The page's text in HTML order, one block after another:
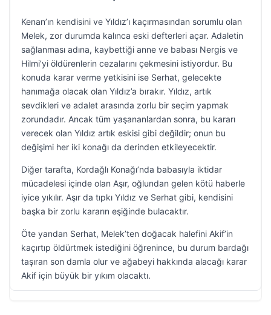
Kenan’ın kendisini ve Yıldız’ı kaçırmasından sorumlu olan
Melek, zor durumda kalınca eski defterleri açar. Adaletin
sağlanması adına, kaybettiği anne ve babası Nergis ve
Hilmi’yi öldürenlerin cezalarını çekmesini istiyordur. Bu
konuda karar verme yetkisini ise Serhat, gelecekte
hanımağa olacak olan Yıldız’a bırakır. Yıldız, artık
sevdikleri ve adalet arasında zorlu bir seçim yapmak
zorundadır. Ancak tüm yaşananlardan sonra, bu kararı
verecek olan Yıldız artık eskisi gibi değildir; onun bu
değişimi her iki konağı da derinden etkileyecektir.
Diğer tarafta, Kordağlı Konağı’nda babasıyla iktidar
mücadelesi içinde olan Aşır, oğlundan gelen kötü haberle
iyice yıkılır. Aşır da tıpkı Yıldız ve Serhat gibi, kendisini
başka bir zorlu kararın eşiğinde bulacaktır.
Öte yandan Serhat, Melek’ten doğacak halefini Akif’in
kaçırtıp öldürtmek istediğini öğrenince, bu durum bardağı
taşıran son damla olur ve ağabeyi hakkında alacağı karar
Akif için büyük bir yıkım olacaktı.